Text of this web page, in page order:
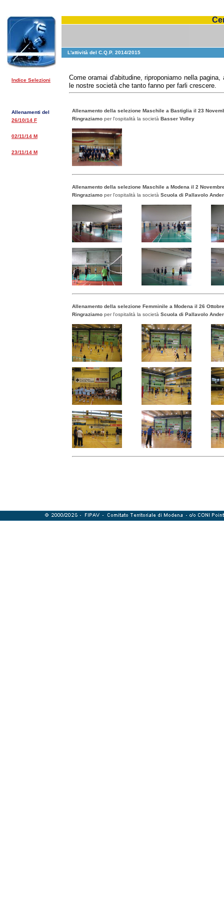
Indice Selezioni
Allenamenti del
26/10/14 F
02/11/14 M
23/11/14 M
L'attività del C.Q.P. 2014/2015
Come oramai d'abitudine, riproponiamo nella
le nostre società che tanto fanno per farli crescere.
Allenamento della selezione Maschile a Bastiglia il 23
Ringraziamo per l'ospitalità la società Basser Volley
Allenamento della selezione Maschile a Modena il 2
Ringraziamo per l'ospitalità la società Scuola di Pallavolo
Allenamento della selezione Femminile a Modena il 26
Ringraziamo per l'ospitalità la società Scuola di Pallavolo